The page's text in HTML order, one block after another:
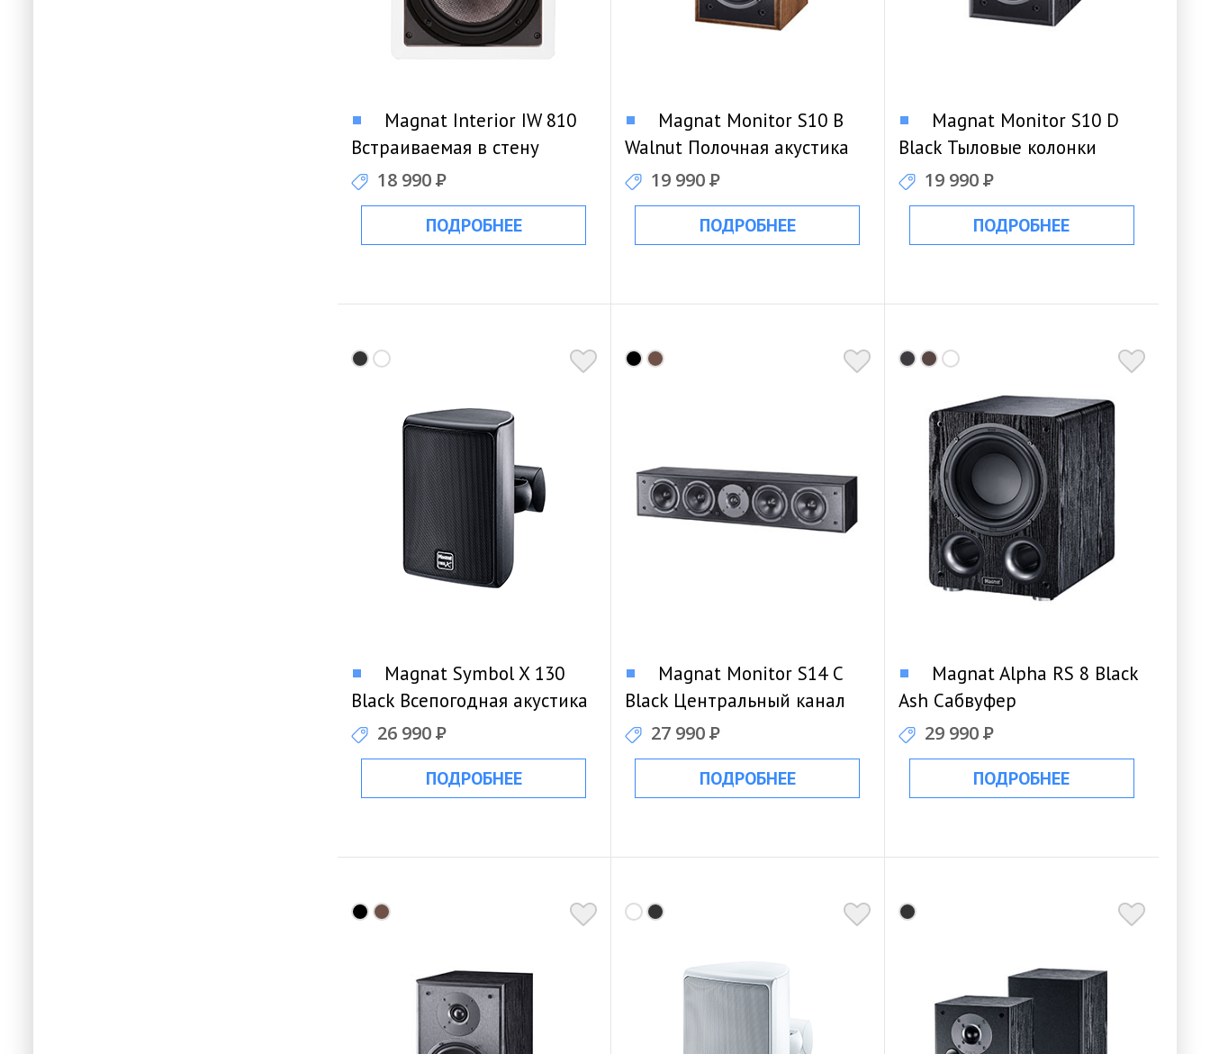
Magnat Interior IW 810
Встраиваемая в стену
акустика
18 990Р
ПОДРОБНЕЕ
Magnat Monitor S10 B
Walnut Полочная акустика
19 990Р
ПОДРОБНЕЕ
Magnat Monitor S10 D
Black Тыловые колонки
19 990Р
ПОДРОБНЕЕ
Magnat Symbol X 130
Black Всепогодная акустика
26 990Р
ПОДРОБНЕЕ
Magnat Monitor S14 C
Black Центральный канал
27 990Р
ПОДРОБНЕЕ
Magnat Alpha RS 8 Black
Ash Сабвуфер
29 990Р
ПОДРОБНЕЕ